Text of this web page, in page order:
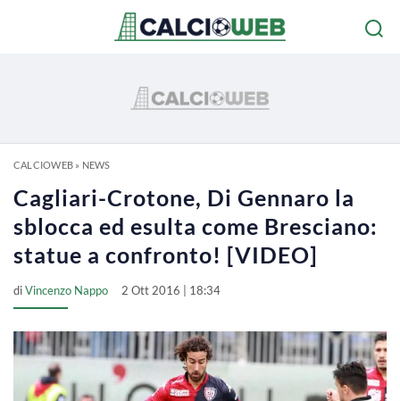
CALCIOWEB» NEWS
Cagliari-Crotone, Di Gennaro la
sblocca ed esulta come Bresciano:
statue a confronto! [VIDEO]
diVincenzo Nappo 2 Ott 2016 | 18:34